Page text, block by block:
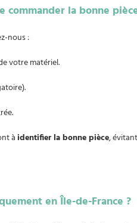
commander la bonne
nous :
votre matériel.
àidentifier la bonne pièce,
en Île-de-France ?